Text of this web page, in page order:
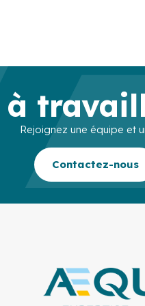
Rejoignez une équipe et
Contactez-nous